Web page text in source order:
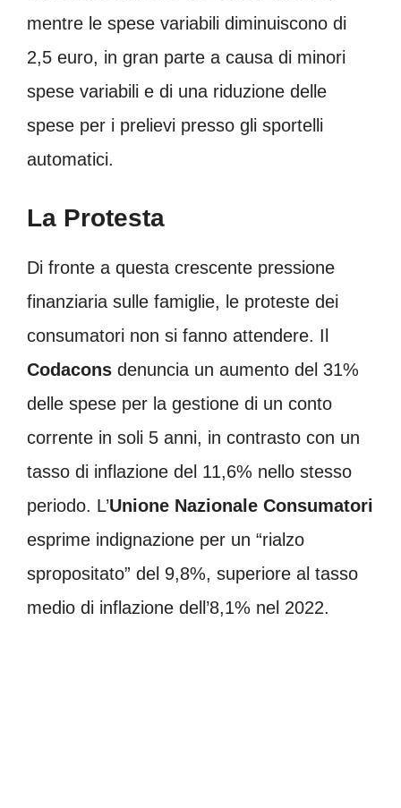
mentre le spese variabili diminuiscono di
2,5 euro, in gran parte a causa di minori
spese variabili e di una riduzione delle
spese per i prelievi presso gli sportelli
automatici.
La Protesta
Di fronte a questa crescente pressione
finanziaria sulle famiglie, le proteste dei
consumatori non si fanno attendere. Il
Codacons denuncia un aumento del 31%
delle spese per la gestione di un conto
corrente in soli 5 anni, in contrasto con un
tasso di inflazione del 11,6% nello stesso
periodo. L’Unione Nazionale Consumatori
esprime indignazione per un “rialzo
spropositato” del 9,8%, superiore al tasso
medio di inflazione dell’8,1% nel 2022.